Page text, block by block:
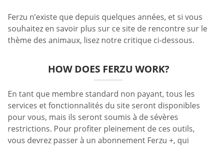
Ferzu n’existe que depuis quelques années, et si vous
souhaitez en savoir plus sur ce site de rencontre sur le
thème des animaux, lisez notre critique ci-dessous.
HOW DOES FERZU WORK?
En tant que membre standard non payant, tous les
services et fonctionnalités du site seront disponibles
pour vous, mais ils seront soumis à de sévères
restrictions. Pour profiter pleinement de ces outils,
vous devrez passer à un abonnement Ferzu +, qui